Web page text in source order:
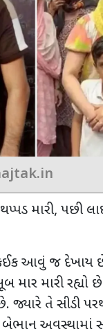
મારી, પછી
આવું જ દેખાય છે.
માર મારી
તે સીડી
અવસ્થામાં